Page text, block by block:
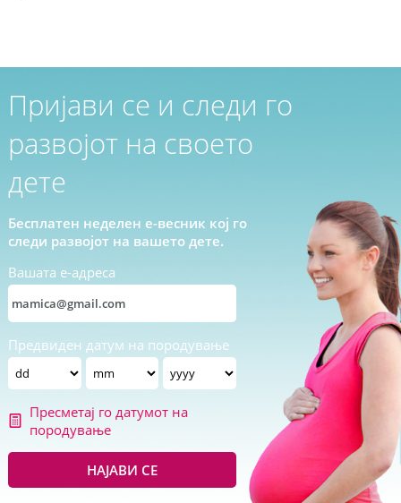
Пријави се и следи го
развојот на своето
дете
Бесплатен неделен е-весник кој го
следи развојот на вашето дете.
Вашата е-адреса
Предвиден датум на породување
Пресметај го датумот на
породување
НАЈАВИ СЕ